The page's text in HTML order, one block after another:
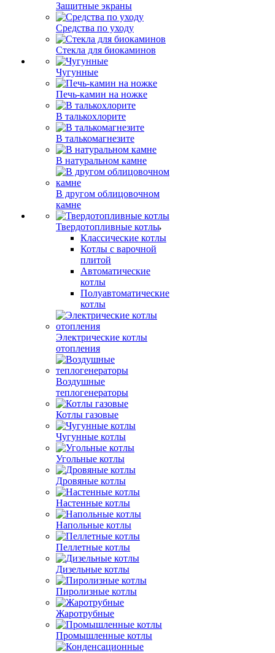
Защитные экраны
Средства по уходу
Стекла для биокаминов
Чугунные
Печь-камин на ножке
В талькохлорите
В талькомагнезите
В натуральном камне
В другом облицовочном
камне
Твердотопливные котлы
Классические котлы
Котлы с варочной
плитой
Автоматические
котлы
Полуавтоматические
котлы
Электрические котлы
отопления
Воздушные
теплогенераторы
Котлы газовые
Чугунные котлы
Угольные котлы
Дровяные котлы
Настенные котлы
Напольные котлы
Пеллетные котлы
Дизельные котлы
Пиролизные котлы
Жаротрубные
Промышленные котлы